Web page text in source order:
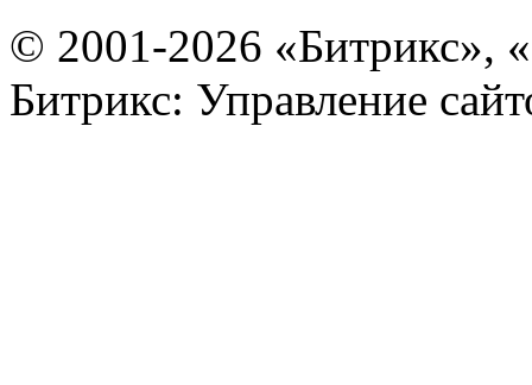
© 2001-2026 «Битрикс»,
Битрикс: Управление